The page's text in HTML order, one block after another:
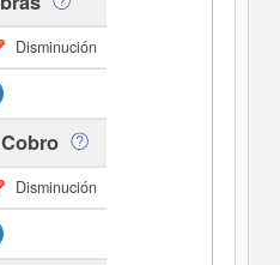
Disminución
Disminución